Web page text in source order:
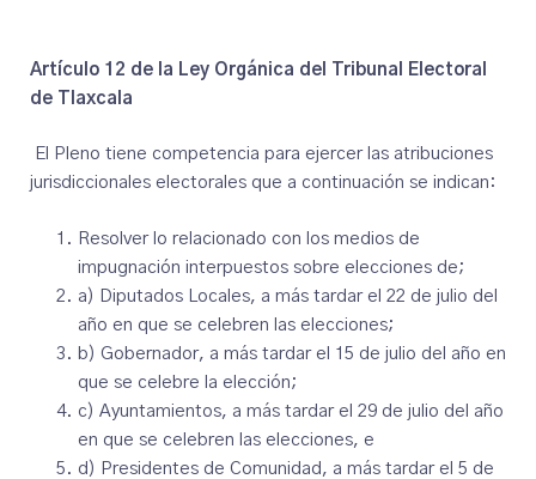
Artículo 12 de la Ley Orgánica del Tribunal Electoral
de Tlaxcala
El Pleno tiene competencia para ejercer las atribuciones
jurisdiccionales electorales que a continuación se indican:
Resolver lo relacionado con los medios de
impugnación interpuestos sobre elecciones de;
a) Diputados Locales, a más tardar el 22 de julio del
año en que se celebren las elecciones;
b) Gobernador, a más tardar el 15 de julio del año en
que se celebre la elección;
c) Ayuntamientos, a más tardar el 29 de julio del año
en que se celebren las elecciones, e
d) Presidentes de Comunidad, a más tardar el 5 de